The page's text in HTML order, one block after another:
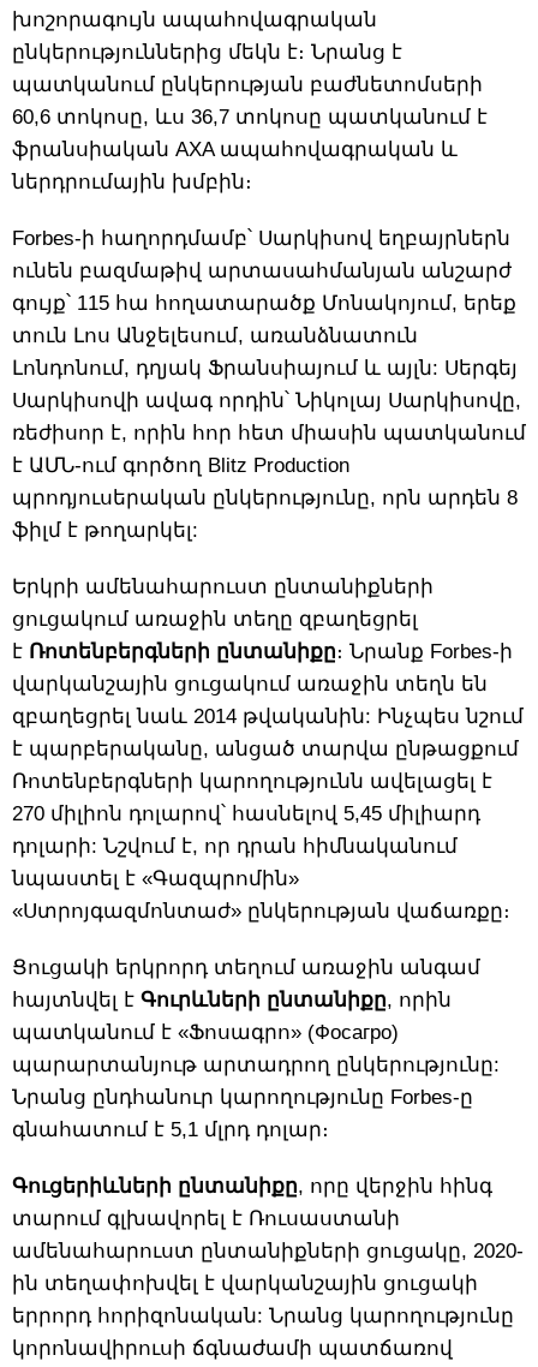
խոշորագույն ապահովագրական
ընկերություններից մեկն է։ Նրանց է
պատկանում ընկերության բաժնետոմսերի
60,6 տոկոսը, ևս 36,7 տոկոսը պատկանում է
ֆրանսիական AXA ապահովագրական և
ներդրումային խմբին։
Forbes-ի հաղորդմամբ՝ Սարկիսով եղբայրներն
ունեն բազմաթիվ արտասահմանյան անշարժ
գույք՝ 115 հա հողատարածք Մոնակոյում, երեք
տուն Լոս Անջելեսում, առանձնատուն
Լոնդոնում, դղյակ Ֆրանսիայում և այլն: Սերգեյ
Սարկիսովի ավագ որդին՝ Նիկոլայ Սարկիսովը,
ռեժիսոր է, որին հոր հետ միասին պատկանում
է ԱՄՆ-ում գործող Blitz Production
պրոդյուսերական ընկերությունը, որն արդեն 8
ֆիլմ է թողարկել:
Երկրի ամենահարուստ ընտանիքների
ցուցակում առաջին տեղը զբաղեցրել
է Ռոտենբերգների ընտանիքը։ Նրանք Forbes-ի
վարկանշային ցուցակում առաջին տեղն են
զբաղեցրել նաև 2014 թվականին: Ինչպես նշում
է պարբերականը, անցած տարվա ընթացքում
Ռոտենբերգների կարողությունն ավելացել է
270 միլիոն դոլարով՝ հասնելով 5,45 միլիարդ
դոլարի: Նշվում է, որ դրան հիմնականում
նպաստել է «Գազպրոմին»
«Ստրոյգազմոնտաժ» ընկերության վաճառքը։
Ցուցակի երկրորդ տեղում առաջին անգամ
հայտնվել է Գուրևների ընտանիքը, որին
պատկանում է «Ֆոսագրո» (Фосагро)
պարարտանյութ արտադրող ընկերությունը:
Նրանց ընդհանուր կարողությունը Forbes-ը
գնահատում է 5,1 մլրդ դոլար։
Գուցերիևների ընտանիքը, որը վերջին հինգ
տարում գլխավորել է Ռուսաստանի
ամենահարուստ ընտանիքների ցուցակը, 2020-
ին տեղափոխվել է վարկանշային ցուցակի
երրորդ հորիզոնական: Նրանց կարողությունը
կորոնավիրուսի ճգնաժամի պատճառով